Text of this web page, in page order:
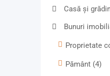
Casă și
Bunuri
Proprietate
Pământ (4)